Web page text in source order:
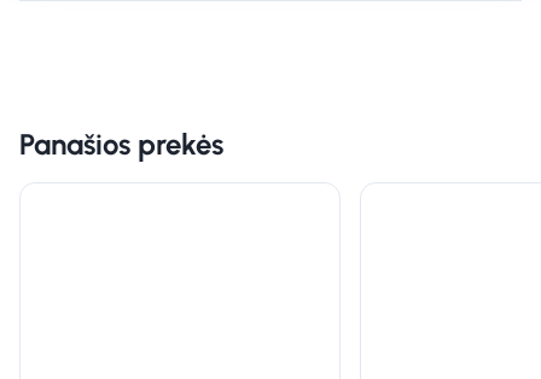
Panašios prekės